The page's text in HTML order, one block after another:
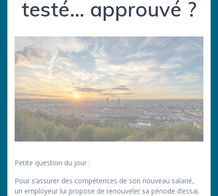
testé… approuvé ?
Petite question du jour :
Pour s’assurer des compétences de son nouveau salarié,
un employeur lui propose de renouveler sa période d’essai.